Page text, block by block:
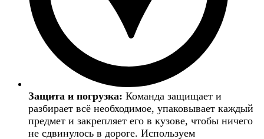
Защита и погрузка: Команда защищает и
разбирает всё необходимое, упаковывает каждый
предмет и закрепляет его в кузове, чтобы ничего
не сдвинулось в дороге. Используем